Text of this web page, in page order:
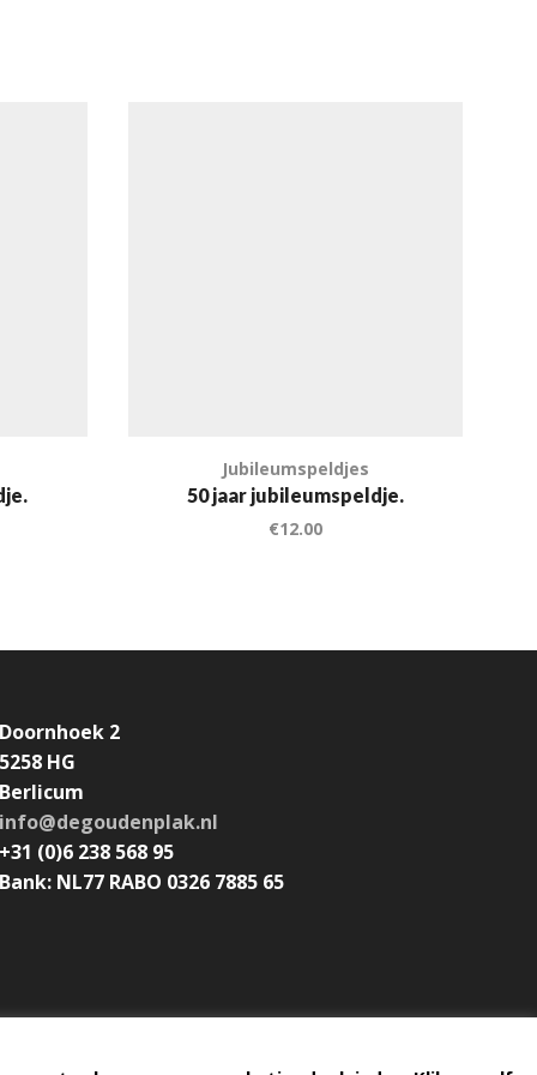
Jubileumspeldjes
50 jaar jubileumspeldje.
€12.00
Doornhoek 2
5258 HG
Berlicum
info@degoudenplak.nl
+31 (0)6 238 568 95
Bank: NL77 RABO 0326 7885 65
Algemene voorwaarden